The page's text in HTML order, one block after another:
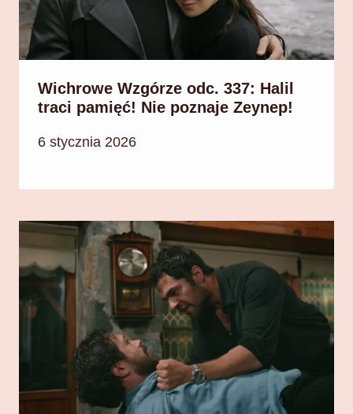
Wichrowe Wzgórze odc. 337: Halil
traci pamięć! Nie poznaje Zeynep!
6 stycznia 2026